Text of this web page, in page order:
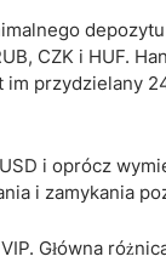
CZK i HUF.
przydzielany
i oprócz
i zamykania
Główna